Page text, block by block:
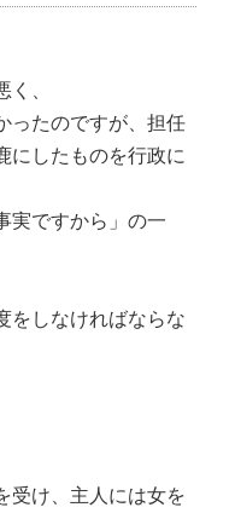
、
ったのですが、担任
にしたものを行政に
実ですから」の一
をしなければならな
受け、主人には女を